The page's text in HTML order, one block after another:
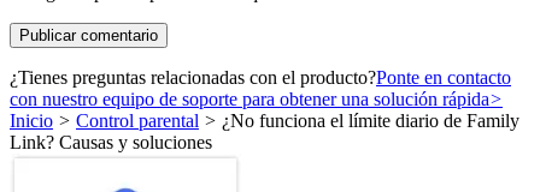
¿Tienes preguntas relacionadas con el producto?Ponte en contacto
con nuestro equipo de soporte para obtener una solución rápida>
Inicio > Control parental > ¿No funciona el límite diario de Family
Link? Causas y soluciones